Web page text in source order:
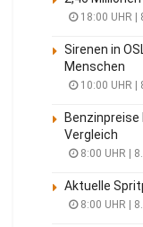
18:00 UHR |
Sirenen in
Menschen
10:00 UHR |
Vergleich
8:00 UHR |
Aktuelle
8:00 UHR |